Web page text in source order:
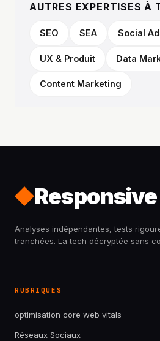
AUTRES EXPERTISES À
SEO SEA Social
UX & Produit Data
Content Marketing
Analyses indépendantes, tests
tranchées. La tech décryptée sans
RUBRIQUES
optimisation core web vitals
Réseaux Sociaux